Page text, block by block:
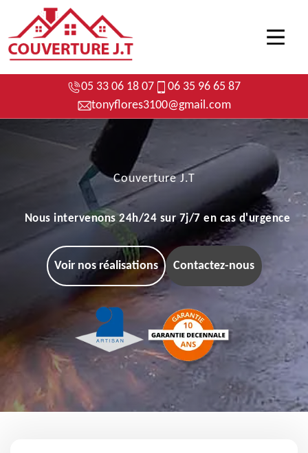
05 33 06 18 07
06 35 96 65 87
tonyflores3100@gmail.com
Couverture J.T
Nous intervenons 24h/24 sur 7j/7 en cas d'urgence
Voir nos réalisations Contactez-nous